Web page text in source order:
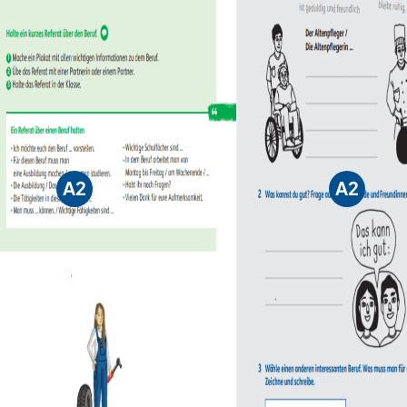
A2 A2